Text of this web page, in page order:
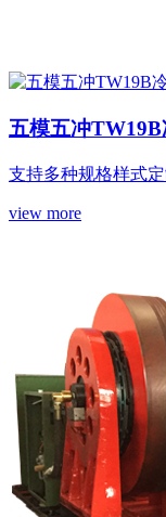
五模五冲
支持多种规格样式定
view more